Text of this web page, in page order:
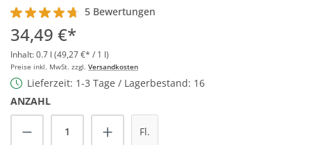
Durchschnittliche Bewertung von 4.8 von 5 Sternen
5 Bewertungen
34,49 €*
Inhalt:0.7 l (49,27 €* / 1 l)
Preise inkl. MwSt. zzgl. Versandkosten
Lieferzeit: 1-3 Tage / Lagerbestand: 16
ANZAHL
Produkt Anzahl: Gib den gewünschten
Fl.